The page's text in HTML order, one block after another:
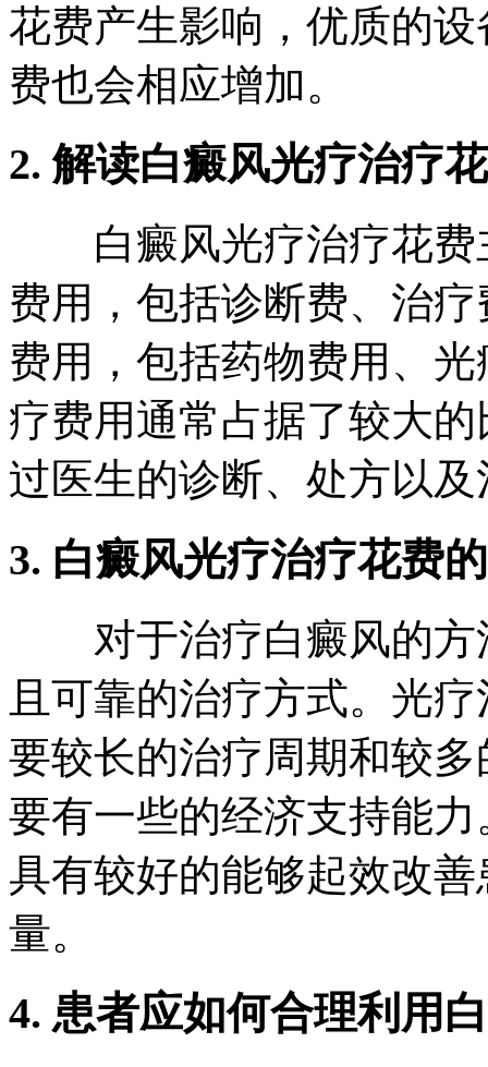
花费产生影响，优质的
费也会相应增加。
2. 解读白癜风光疗治疗
白癜风光疗治疗花费
费用，包括诊断费、治
费用，包括药物费用、
疗费用通常占据了较大
过医生的诊断、处方以
3. 白癜风光疗治疗花费
对于治疗白癜风的方
且可靠的治疗方式。光
要较长的治疗周期和较
要有一些的经济支持能
具有较好的能够起效改
量。
4. 患者应如何合理利用